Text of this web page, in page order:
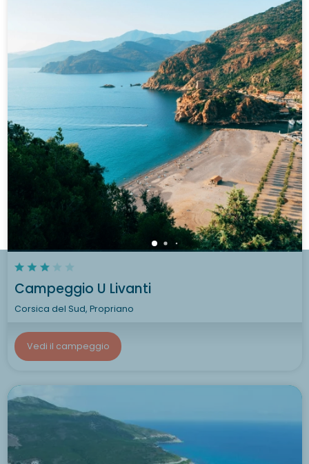
Campeggio U Livanti
Corsica del Sud, Propriano
Vedi il campeggio